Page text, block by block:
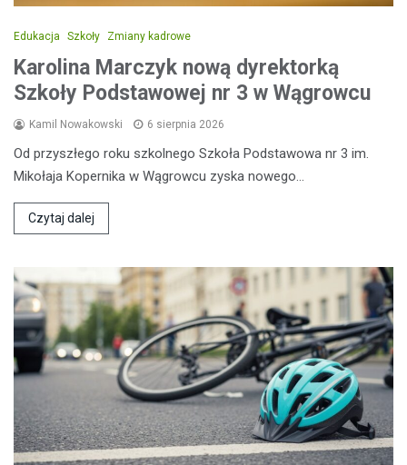
Edukacja Szkoły Zmiany kadrowe
Karolina Marczyk nową dyrektorką
Szkoły Podstawowej nr 3 w Wągrowcu
Kamil Nowakowski 6 sierpnia 2026
Od przyszłego roku szkolnego Szkoła Podstawowa nr 3 im.
Mikołaja Kopernika w Wągrowcu zyska nowego…
Czytaj dalej